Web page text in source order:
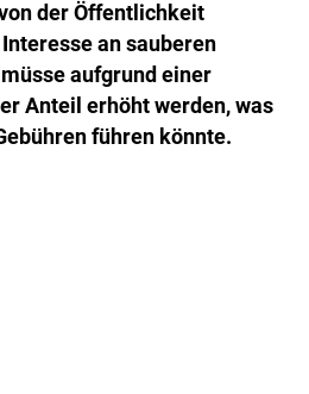
der Öffentlichkeit
an sauberen
aufgrund einer
Anteil erhöht werden, was
führen könnte.